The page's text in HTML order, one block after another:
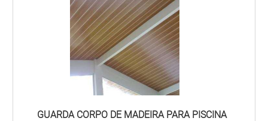
sendo amplamente usado em escritórios,
hospitais, lojas e ambientes comerciais.
GUARDA CORPO DE MADEIRA PARA PISCINA